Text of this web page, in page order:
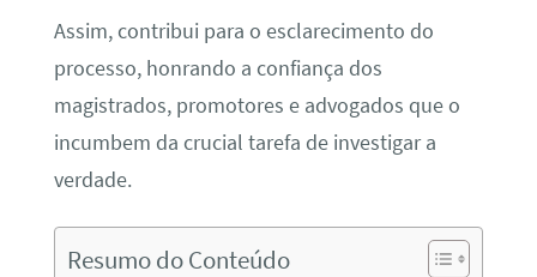
Assim, contribui para o esclarecimento do
processo, honrando a confiança dos
magistrados, promotores e advogados que o
incumbem da crucial tarefa de investigar a
verdade.
Resumo do Conteúdo